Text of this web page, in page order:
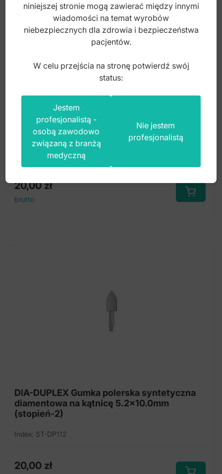
DIA-DUPLEX Gumka polerska syntetyczna
diamentowa na kątnicę 10.0x2.5mm
(stopień-1)
Index: ST-DP104
20,00zł
brutto
DIA-DUPLEX Gumka polerska syntetyczna
diamentowa na kątnicę 5.2x10.0mm
(stopień-2)
Index: ST-DP112
20,00 zł
niniejszej stronie mogą zawierać między innymi
wiadomości na temat wyrobów
niebezpiecznych dla zdrowia i bezpieczeństwa
pacjentów.
W celu przejścia na stronę potwierdź swój
status:
Jestem
profesjonalistą -
osobą zawodowo
związaną z branżą
medyczną
Nie jestem
profesjonalistą